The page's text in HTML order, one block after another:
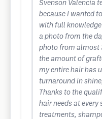
Svenson Valencia
because I wanted
with full knowledge
a photo from the
photo from almost
the amount of
my entire hair has
turnaround in
Thanks to the
hair needs at every
treatments,